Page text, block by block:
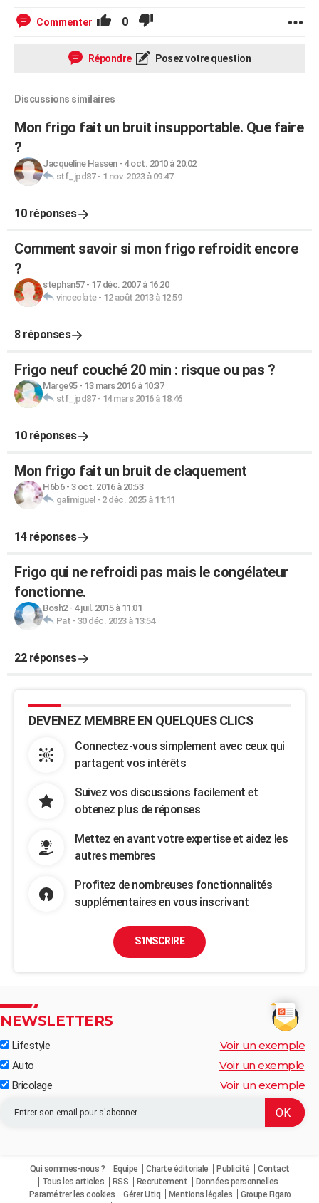
Commenter 0
Répondre Posez votre question
Discussions similaires
Mon frigo fait un bruit insupportable. Que faire
?
Jacqueline Hassen- 4 oct. 2010 à 20:02
stf_jpd87- 1 nov. 2023 à 09:47
10 réponses
Comment savoir si mon frigo refroidit encore
?
stephan57- 17 déc. 2007 à 16:20
vinceclate- 12 août 2013 à 12:59
8 réponses
Frigo neuf couché 20 min : risque ou pas ?
Marge95- 13 mars 2016 à 10:37
stf_jpd87- 14 mars 2016 à 18:46
10 réponses
Mon frigo fait un bruit de claquement
H6b6- 3 oct. 2016 à 20:53
galimiguel - 2 déc. 2025 à 11:11
14 réponses
Frigo qui ne refroidi pas mais le congélateur
fonctionne.
Bosh2- 4 juil. 2015 à 11:01
Pat - 30 déc. 2023 à 13:54
22 réponses
DEVENEZ MEMBRE EN QUELQUES CLICS
Connectez-vous simplement avec ceux qui
partagent vos intérêts
Suivez vos discussions facilement et
obtenez plus de réponses
Mettez en avant votre expertise et aidez les
autres membres
Profitez de nombreuses fonctionnalités
supplémentaires en vous inscrivant
S'INSCRIRE
NEWSLETTERS
Lifestyle Voir un exemple
Auto Voir un exemple
Bricolage Voir un exemple
Qui sommes-nous ? Equipe Charte éditoriale Publicité
Contact
Tous les articles
RSS Recrutement
Données personnelles
Paramétrer les cookies
Gérer Utiq Mentions légales
Groupe Figaro